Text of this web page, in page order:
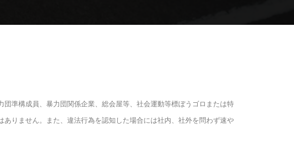
準構成員、暴力団関係企業、総会屋等、社会運動等標ぼうゴロまたは特
りません。また、違法行為を認知した場合には社内、社外を問わず速や